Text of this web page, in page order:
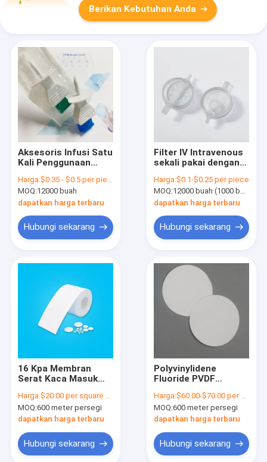
Berikan Kebutuhan Anda
Aksesoris Infusi Satu
Kali Penggunaan
Transfer Obat
Harga:$0.35 - $0.5 per piece
MOQ:12000 buah
dapatkan harga terbaru
Hubungi sekarang
Filter IV Intravenous
sekali pakai dengan
Harga:$0.1-$0.25 per piece
MOQ:12000 buah (1000 buah per bungkus)
dapatkan harga terbaru
Hubungi sekarang
16 Kpa Membran
Serat Kaca Masuk
Asupan Udara
Harga:$20.00 per square meter
MOQ:600 meter persegi
dapatkan harga terbaru
Hubungi sekarang
Polyvinylidene
Fluoride PVDF
Hydrophobic
Keakuratan Tinggi
Harga:$60.00-$70.00 per square meter
MOQ:600 meter persegi
dapatkan harga terbaru
Hubungi sekarang